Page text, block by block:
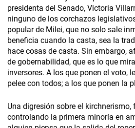
presidenta del Senado, Victoria
ninguno de los corchazos
popular de Milei, que no solo sale
beneficia cuando la casta, sea la
hace cosas de casta. Sin embargo,
de gobernabilidad, que es lo que
inversores. A los que ponen el voto,
pelee con todos; a los que ponen la
Una digresión sobre el kirchnerismo,
controlando la primera minoría en